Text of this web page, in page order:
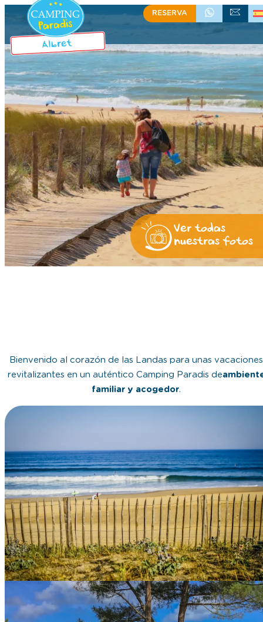
RESERVA+335 58 48 08 64
CONTACTO
Ver todas
nuestras fotos
Bienvenido al corazón de las Landas para unas vacaciones
revitalizantes en un auténtico Camping Paradis de
familiar y acogedor.